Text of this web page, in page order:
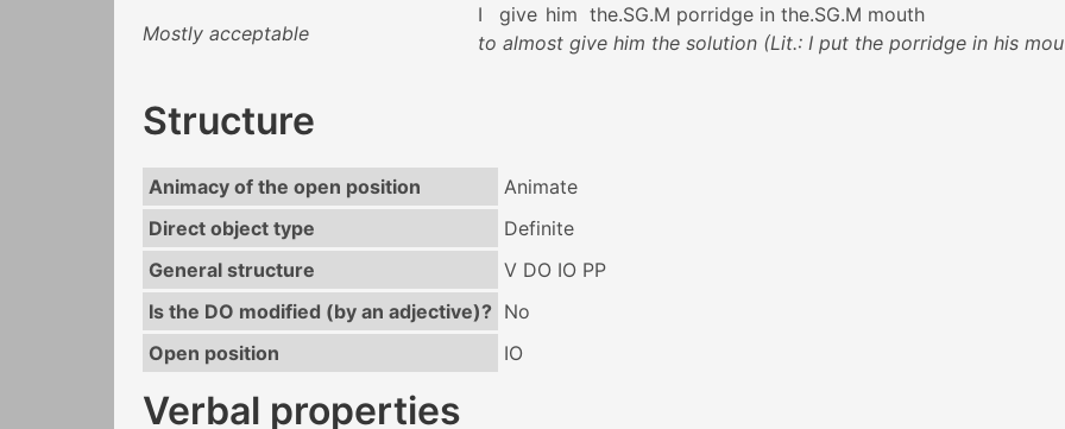
Mostly acceptable
I
give him the.SG.M porridge in the.SG.M mouth
to almost give him the solution (Lit.: I put the porridge in his
Structure
Animacy of the open position
Animate
Direct object type
Definite
General structure
V DO IO PP
Is the DO modified (by an adjective)? No
Open position
IO
Verbal properties